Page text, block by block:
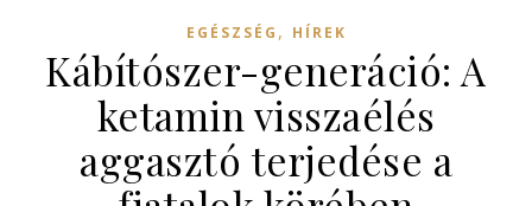
EGÉSZSÉG , HÍREK
Kábítószer-generáció: A
ketamin visszaélés
aggasztó terjedése a